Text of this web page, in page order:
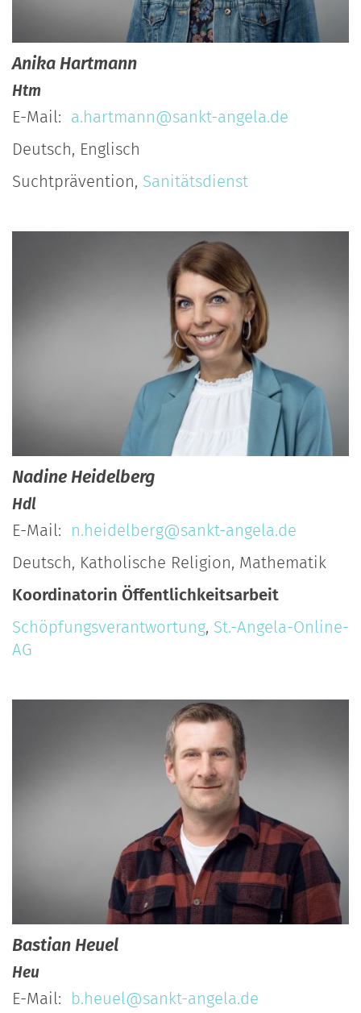
AnikaHartmann
Htm
E-Mail: a.hartmann@sankt-angela.de
Deutsch, Englisch
Suchtprävention, Sanitätsdienst
NadineHeidelberg
Hdl
E-Mail:
n.heidelberg@sankt-angela.de
Deutsch, Katholische Religion, Mathematik
Koordinatorin Öffentlichkeitsarbeit
Schöpfungsverantwortung, St.-Angela-Online-
AG
BastianHeuel
Heu
E-Mail:
b.heuel@sankt-angela.de